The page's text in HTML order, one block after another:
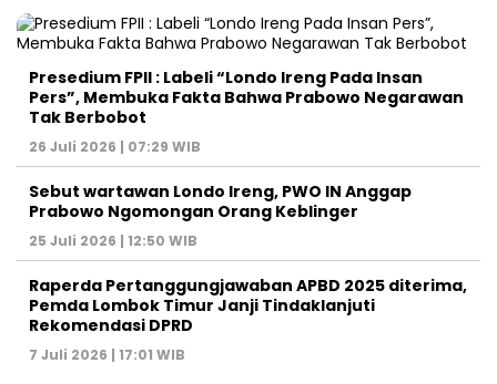
Presedium FPII : Labeli “Londo Ireng Pada Insan
Pers”, Membuka Fakta Bahwa Prabowo Negarawan
Tak Berbobot
26 Juli 2026 | 07:29 WIB
Sebut wartawan Londo Ireng, PWO IN Anggap
Prabowo Ngomongan Orang Keblinger
25 Juli 2026 | 12:50 WIB
Raperda Pertanggungjawaban APBD 2025 diterima,
Pemda Lombok Timur Janji Tindaklanjuti
Rekomendasi DPRD
7 Juli 2026 | 17:01 WIB